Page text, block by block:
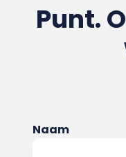
Punt.
Naam